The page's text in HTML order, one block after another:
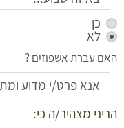
כן
לא
האם עברת אשפוזים ?
הריני מצהיר/ה כי: